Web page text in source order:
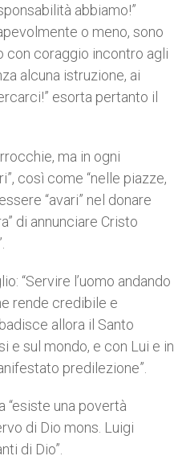
abbiamo!”
o meno, sono
con coraggio incontro agli
alcuna istruzione, ai
esorta pertanto il
ma in ogni
così come “nelle piazze,
“avari” nel donare
di annunciare Cristo
“Servire l’uomo andando
rende credibile e
allora il Santo
e sul mondo, e con Lui e in
predilezione”.
“esiste una povertà
di Dio mons. Luigi
di Dio”.